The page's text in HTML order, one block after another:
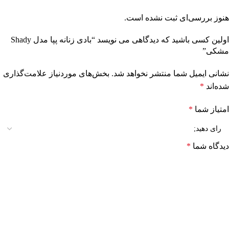
هنوز بررسی‌ای ثبت نشده است.
اولین کسی باشید که دیدگاهی می نویسد “بادی زنانه پپا مدل Shady
مشکی”
نشانی ایمیل شما منتشر نخواهد شد. بخش‌های موردنیاز علامت‌گذاری
شده‌اند *
امتیاز شما *
دیدگاه شما *